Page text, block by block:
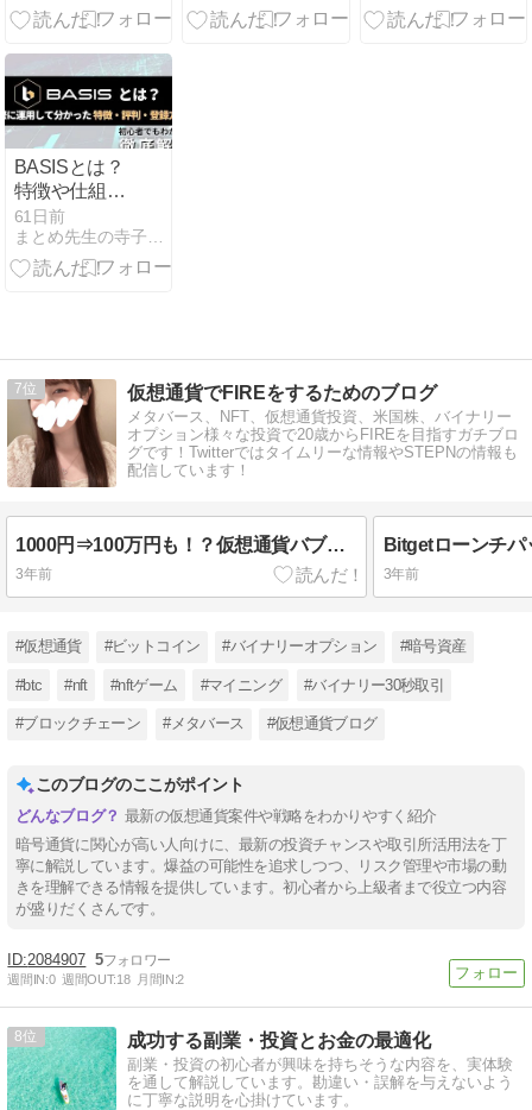
メイン実験 —
毒・セキュリ
攻略と上級
BASISとは？
特徴や仕組
み、登録方法
まで初心者向
けに解説｜実
61日前
7 仮想通貨でFIREをするためのブログ
メタバース、NFT、仮想通貨投資、米国株、バイナリー
オプション様々な投資で20歳からFIREを目指すガチブロ
グです！Twitterではタイムリーな情報やSTEPNの情報も
配信しています！
1000円⇒100万円も！？仮想通貨バブルに向けたアルトコイン戦略
3年前 3年前
#仮想通貨 #ビットコイン #バイナリーオプション #暗号資産
#btc #nft #nftゲーム #マイニング #バイナリー30秒取引
#ブロックチェーン #メタバース #仮想通貨ブログ
このブログのここがポイント
最新の仮想通貨案件や戦略をわかりやすく紹介
暗号通貨に関心が高い人向けに、最新の投資チャンスや取引所活用法を丁
寧に解説しています。爆益の可能性を追求しつつ、リスク管理や市場の動
きを理解できる情報を提供しています。初心者から上級者まで役立つ内容
が盛りだくさんです。
2084907 5
週間IN:0 週間OUT:18 月間IN:2
8 成功する副業・投資とお金の最適化
副業・投資の初心者が興味を持ちそうな内容を、実体験
を通して解説しています。勘違い・誤解を与えないよう
に丁寧な説明を心掛けています。